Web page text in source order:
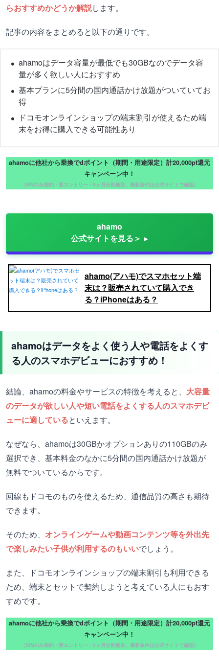
らおすすめかどうか解説します。
記事の内容をまとめると以下の通りです。
ahamoはデータ容量が最低でも30GBなのでデータ容
量が多く欲しい人におすすめ
基本プランに5分間の国内通話かけ放題がついていてお
得
ドコモオンラインショップの端末割引が使えるため端
末をお得に購入できる可能性あり
ahamoに他社から乗換でdポイント（期間・用途限定）計20,000pt還元
キャンペーン中！
（SIMのみ契約・要エントリー・5ヶ月分割進呈。最新条件は公式サイトで確認）
ahamo
公式サイトを見る＞
ahamo(アハモ)でスマホセット端
末は？販売されていて購入でき
る？iPhoneはある？
ahamoはデータをよく使う人や電話をよくす
る人のスマホデビューにおすすめ！
結論、ahamoの料金やサービスの特徴を考えると、 大容量
のデータが欲しい人や短い電話をよくする人のスマホデビ
ューに適しているといえます。
なぜなら、ahamoは30GBかオプションありの110GBのみ
選択でき、基本料金のなかに5分間の国内通話かけ放題が
無料でついているからです。
回線もドコモのものを使えるため、通信品質の高さも期待
できます。
そのため、 オンラインゲームや動画コンテンツ等を外出先
で楽しみたい子供が利用するのもいいでしょう。
また、ドコモオンラインショップの端末割引も利用できる
ため、端末とセットで契約しようと考えている人にもおす
すめです。
ahamoに他社から乗換でdポイント（期間・用途限定）計20,000pt還元
キャンペーン中！
（SIMのみ契約・要エントリー・5ヶ月分割進呈。最新条件は公式サイトで確認）